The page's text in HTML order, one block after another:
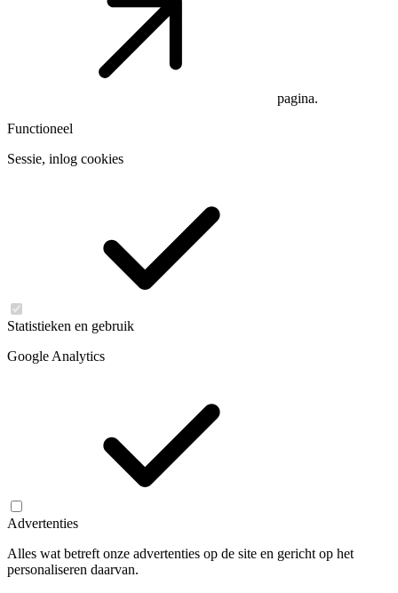
pagina.
Functioneel
Sessie, inlog cookies
Statistieken en gebruik
Google Analytics
Advertenties
Alles wat betreft onze advertenties op de site en gericht op het
personaliseren daarvan.